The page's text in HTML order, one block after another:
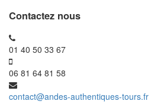
Contactez nous
01 40 50 33 67
06 81 64 81 58
contact@andes-authentiques-tours.fr